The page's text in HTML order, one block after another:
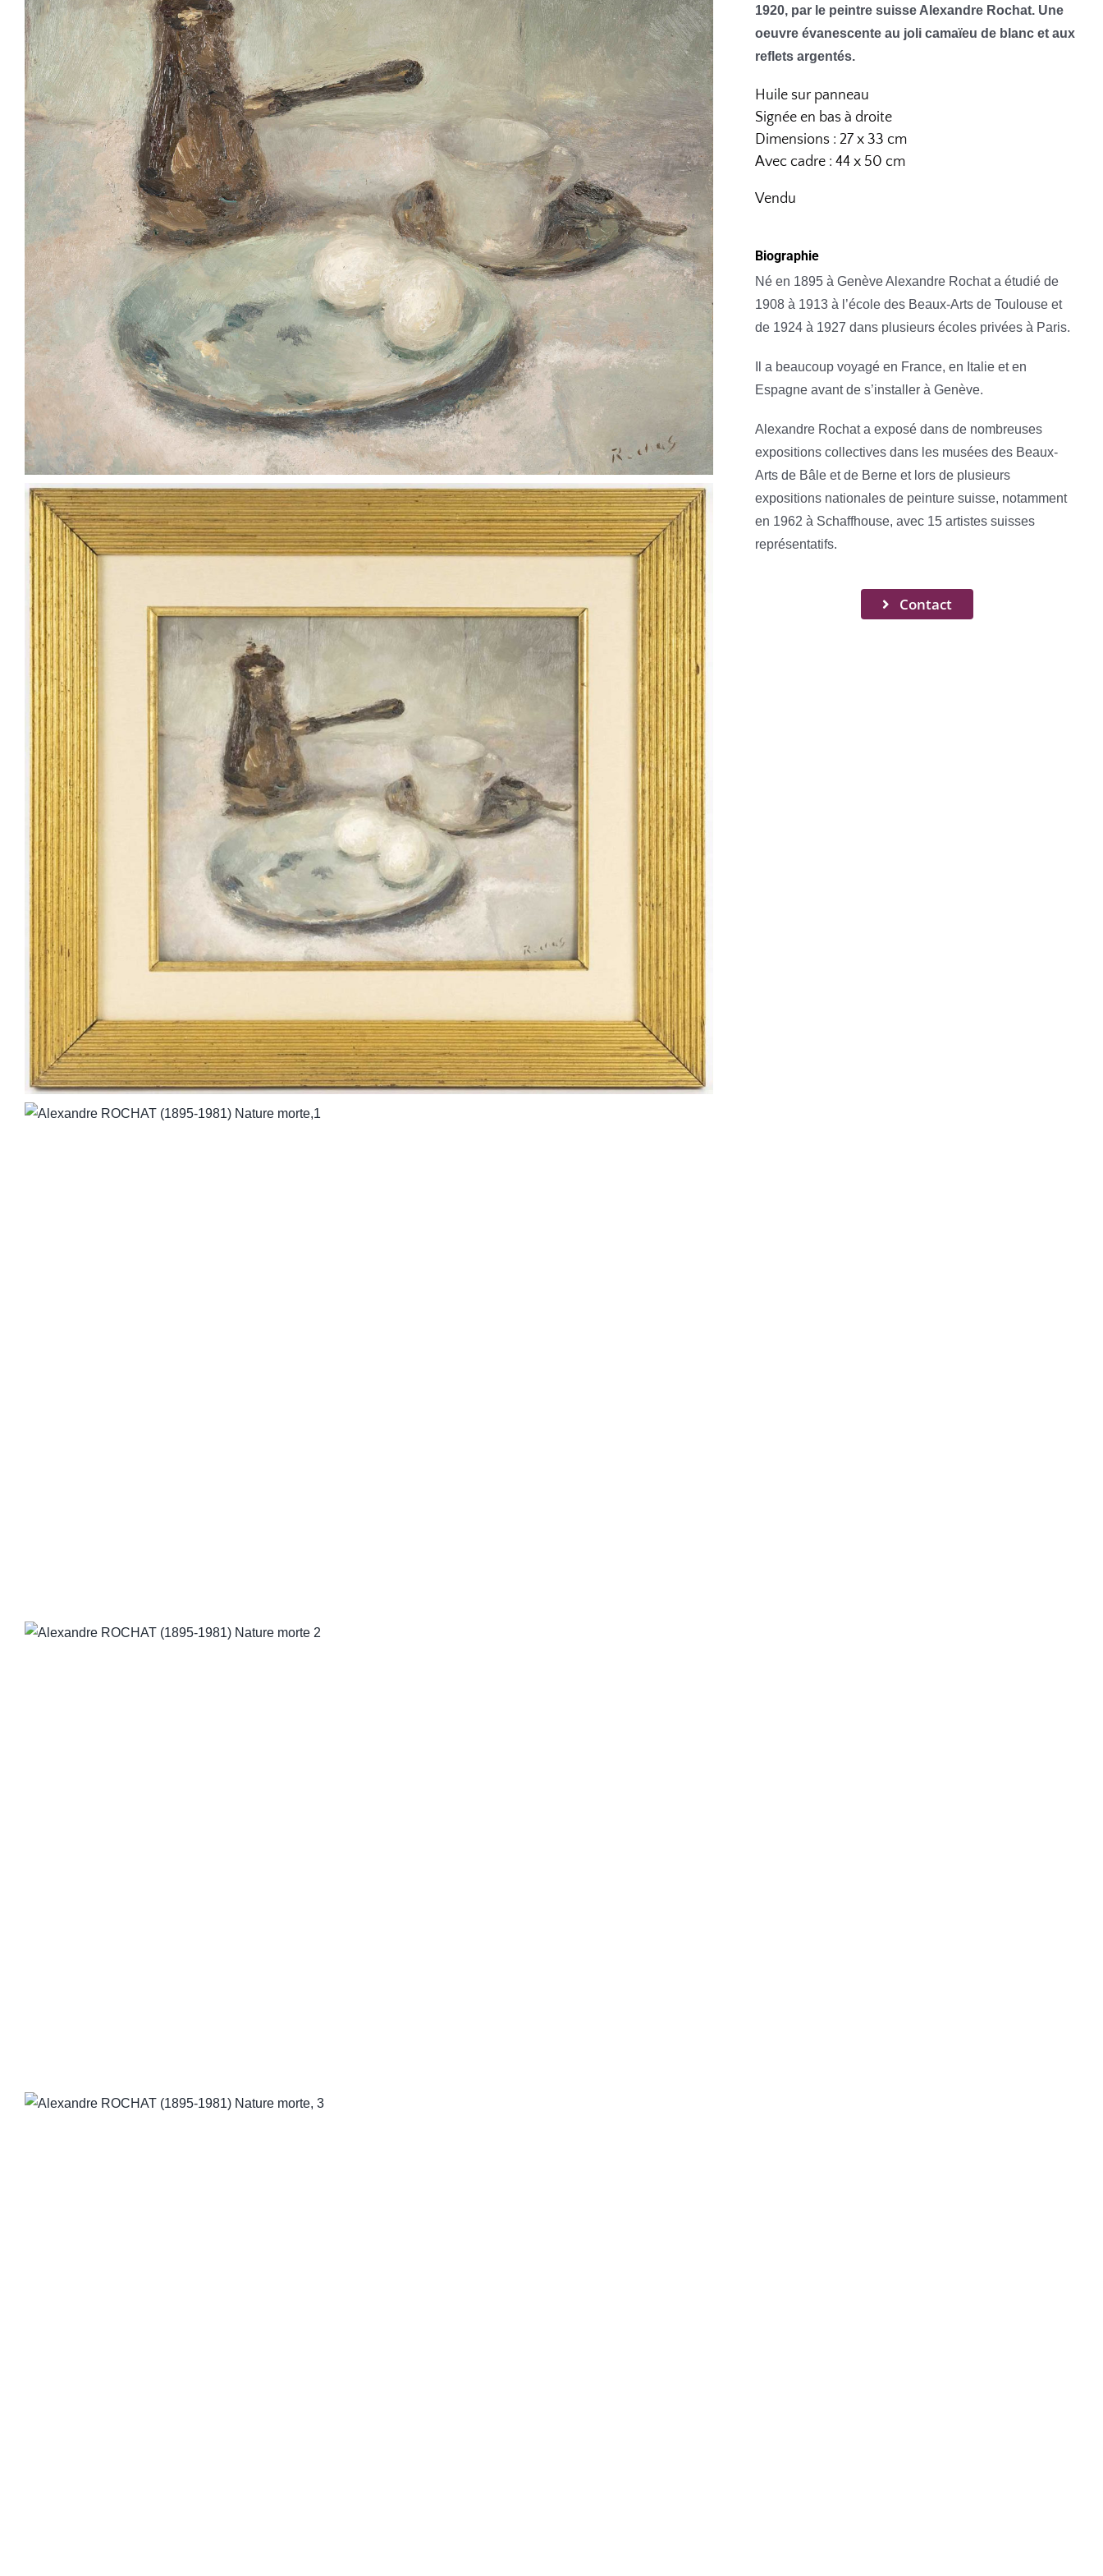
1920, par le peintre suisse Alexandre Rochat. Une
oeuvre évanescente au joli camaïeu de blanc et aux
reflets argentés.
Huile sur panneau
Signée en bas à droite
Dimensions : 27 x 33 cm
Avec cadre : 44 x 50 cm
Vendu
Biographie
Né en 1895 à Genève Alexandre Rochat a étudié de
1908 à 1913 à l’école des Beaux-Arts de Toulouse et
de 1924 à 1927 dans plusieurs écoles privées à Paris.
Il a beaucoup voyagé en France, en Italie et en
Espagne avant de s’installer à Genève.
Alexandre Rochat a exposé dans de nombreuses
expositions collectives dans les musées des Beaux-
Arts de Bâle et de Berne et lors de plusieurs
expositions nationales de peinture suisse, notamment
en 1962 à Schaffhouse, avec 15 artistes suisses
représentatifs.
Contact